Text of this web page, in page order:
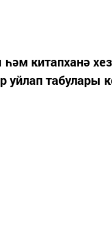
китапханә
табулары